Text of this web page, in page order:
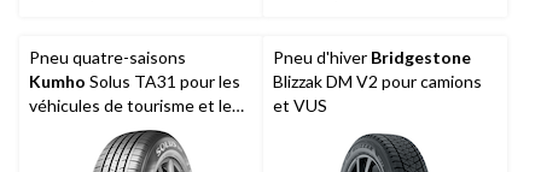
Pneu quatre-saisons
Kumho Solus TA31 pour les
véhicules de tourisme et les
véhicules utilitaires
multisegments
Pneu d'hiver Bridgestone
Blizzak DM V2 pour camions
et VUS